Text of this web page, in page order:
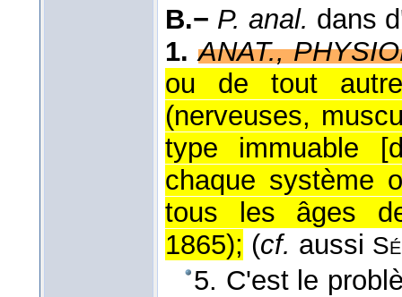
B.− P. anal. dans
1. ANAT.,
ou de tout
(nerveuses,
type immuable
chaque système
tous les âges
1865); (cf. aussi
5. C'est le